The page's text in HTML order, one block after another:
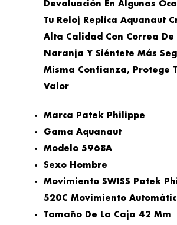
Devaluación En Algunas
Tu Reloj Replica Aquanaut
Alta Calidad Con Correa De
Naranja Y Siéntete Más
Misma Confianza, Protege
Valor
Marca Patek Philippe
Gama Aquanaut
Modelo 5968A
Sexo Hombre
Movimiento SWISS Patek
520C Movimiento
Tamaño De La Caja 42 Mm